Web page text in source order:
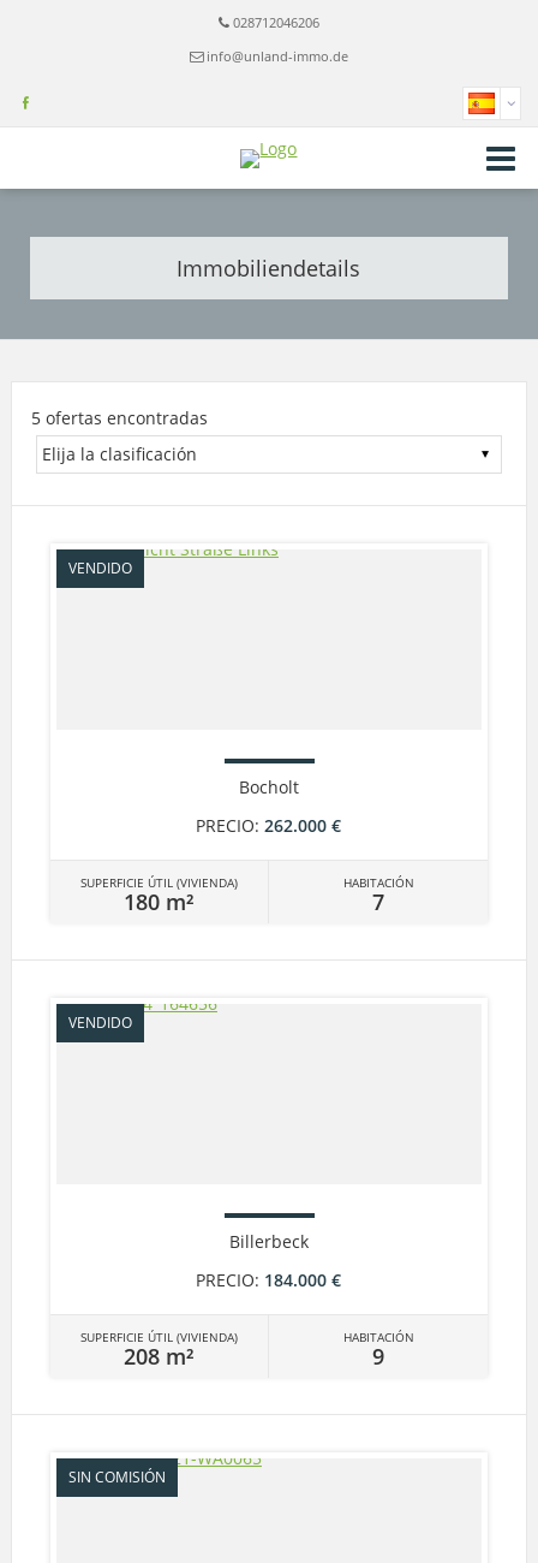
028712046206
info@unland-immo.de
Immobiliendetails
5 ofertas encontradas
VENDIDO
Bocholt
PRECIO: 262.000 €
SUPERFICIE ÚTIL (VIVIENDA)
180 m²
HABITACIÓN
7
VENDIDO
Billerbeck
PRECIO: 184.000 €
SUPERFICIE ÚTIL (VIVIENDA)
208 m²
HABITACIÓN
9
SIN COMISIÓN